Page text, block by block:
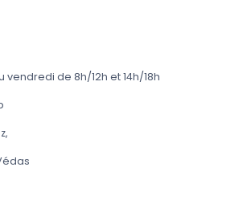
vendredi de 8h/12h et 14h/18h